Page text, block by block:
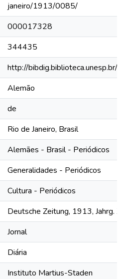
janeiro/1913/0085/
000017328
344435
http://
Alemão
de
Rio de Janeiro, Brasil
Alemães - Brasil - Periódicos
Generalidades - Periódicos
Cultura - Periódicos
Deutsche Zeitung, 1913, Jahrg.
Jornal
Diária
Instituto Martius-Staden